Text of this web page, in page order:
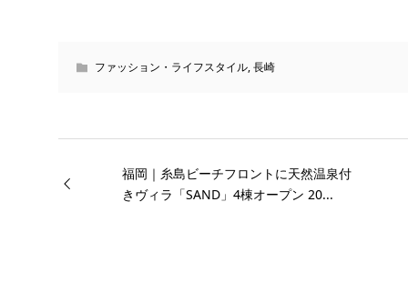
ファッション・ライフスタイル,長崎
福岡｜糸島ビーチフロントに天然温泉付
きヴィラ「SAND」4棟オープン 20...